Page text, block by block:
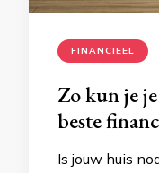
FINANCIEEL
Zo kun je
beste
Is jouw huis